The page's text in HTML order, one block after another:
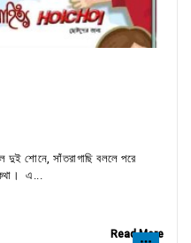
দুই শোনে, সাঁতরাগাছি বললে পরে
এ...
Read More